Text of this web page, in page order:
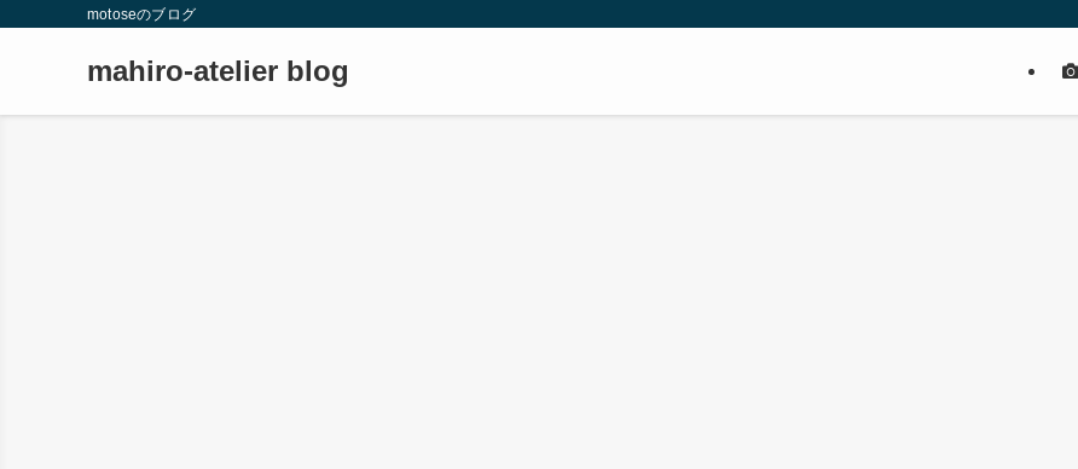
motoseのブログ
mahiro-atelier blog